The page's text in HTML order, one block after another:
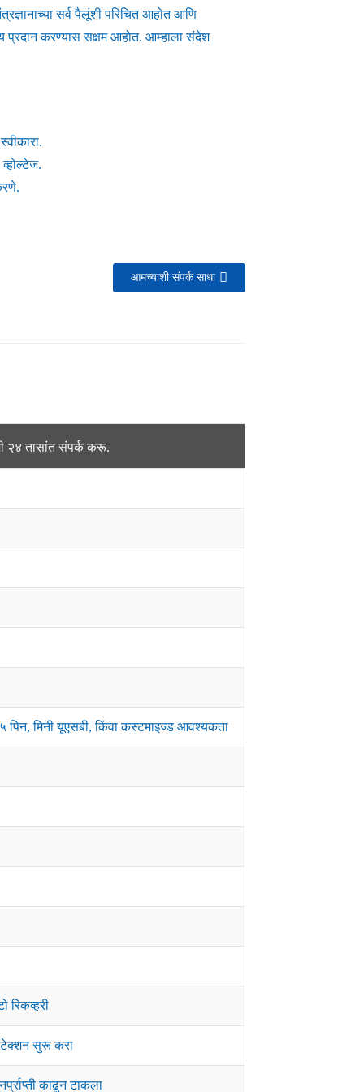
सर्व पैलूंशी परिचित आहोत आणि
प्रदान करण्यास सक्षम आहोत. आम्हाला संदेश
आमच्याशी संपर्क साधा
२४ तासांत संपर्क करू.
मिनी यूएसबी, किंवा कस्टमाइज्ड आवश्यकता
रिकव्हरी
सुरू करा
काढून टाकला